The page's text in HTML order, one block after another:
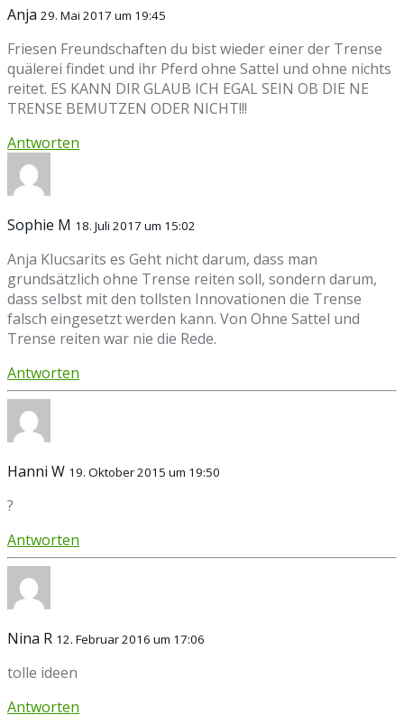
Anja 29. Mai 2017 um 19:45
Friesen Freundschaften du bist wieder einer der Trense
quälerei findet und ihr Pferd ohne Sattel und ohne nichts
reitet. ES KANN DIR GLAUB ICH EGAL SEIN OB DIE NE
TRENSE BEMUTZEN ODER NICHT!!!
Antworten
Sophie M 18. Juli 2017 um 15:02
Anja Klucsarits es Geht nicht darum, dass man
grundsätzlich ohne Trense reiten soll, sondern darum,
dass selbst mit den tollsten Innovationen die Trense
falsch eingesetzt werden kann. Von Ohne Sattel und
Trense reiten war nie die Rede.
Antworten
Hanni W 19. Oktober 2015 um 19:50
?
Antworten
Nina R 12. Februar 2016 um 17:06
tolle ideen
Antworten